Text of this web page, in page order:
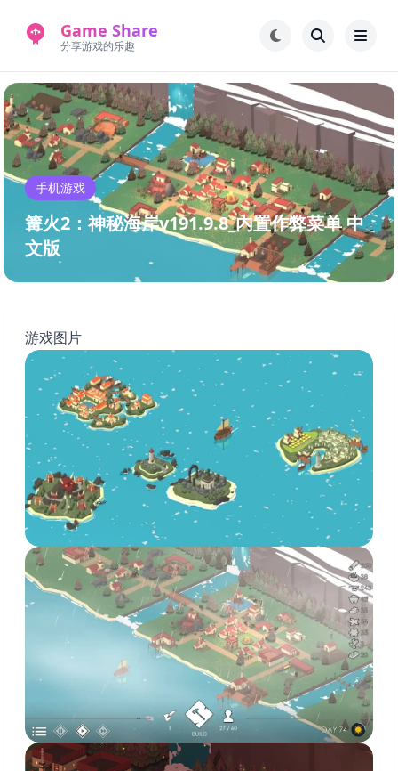
Game Share
分享游戏的乐趣
首页 电脑游戏
手机游戏 常见问题解答
新版游戏站 永久地址
手机游戏
篝火2：神秘海岸v191.9.8_内置作弊菜单 中
文版
游戏图片